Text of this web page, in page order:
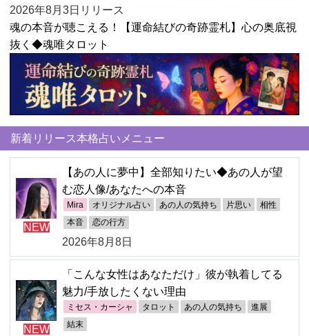
2026年8月3日リリース
魂の本音が聴こえる！【運命結びの奇跡霊札】心の奥底視
抜く◆魂唯タロット
新着リリース本格占いメニュー
NEW
【あの人に夢中】全部知りたい◆あの人が望
む恋人像/あなたへの本音
Mira オリジナル占い あの人の気持ち 片思い 相性
本音 恋の行方
2026年8月8日
NEW
「こんな女性はあなただけ」彼が執着してる
魅力/手放したくない理由
ミセス・カーシャ タロット あの人の気持ち 進展
結末